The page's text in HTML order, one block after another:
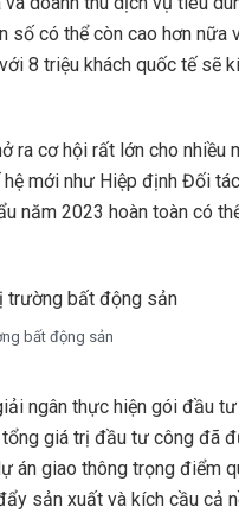
số có thể còn cao hơn nữa
8 triệu khách quốc tế sẽ
ra cơ hội rất lớn cho nhiều
mới như Hiệp định Đối
năm 2023 hoàn toàn có
bất động sản
ngân thực hiện gói đầu
tổng giá trị đầu tư công đã
án giao thông trọng điểm
sản xuất và kích cầu cả